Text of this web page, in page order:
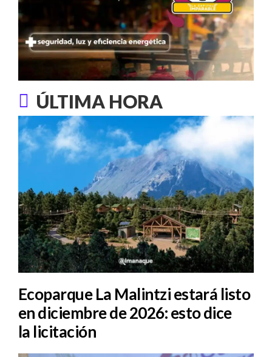
ÚLTIMA HORA
Ecoparque La Malintzi estará listo
en diciembre de 2026: esto dice
la licitación